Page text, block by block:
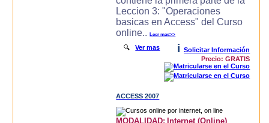
Leccion 3: "Operaciones
basicas en Access" del Curso
online..Leer mas>>
🔍Ver mas i
Solicitar Información
Precio: GRATIS
ACCESS 2007
MODALIDAD: Internet (Online)